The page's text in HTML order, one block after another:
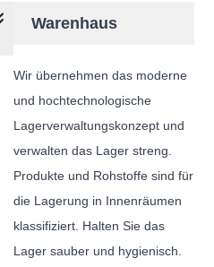
Warenhaus
Wir übernehmen das moderne
und hochtechnologische
Lagerverwaltungskonzept und
verwalten das Lager streng.
Produkte und Rohstoffe sind für
die Lagerung in Innenräumen
klassifiziert. Halten Sie das
Lager sauber und hygienisch.